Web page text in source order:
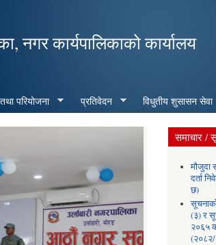
content
नगर कार्यपालिकाको कार्यालय
परियोजना प्रतिवेदन विधुतीय शुसासन सेवा
समाचार /
मौजुदा
दर्ता
छ)
(३) र
२०६५
(२०८२/